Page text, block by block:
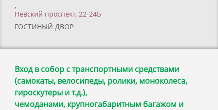
,
Невский проспект, 22-24Б
ГОСТИНЫЙ ДВОР
Вход в собор с транспортными средствами
(самокаты, велосипеды, ролики, моноколеса,
гироскутеры и т.д.),
чемоданами, крупногабаритным багажом и